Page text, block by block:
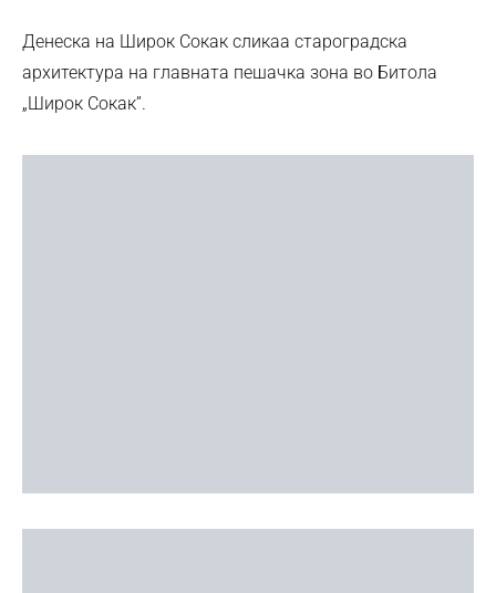
Денеска на Широк Сокак сликаа староградска
архитектура на главната пешачка зона во Битола
„Широк Сокак”.